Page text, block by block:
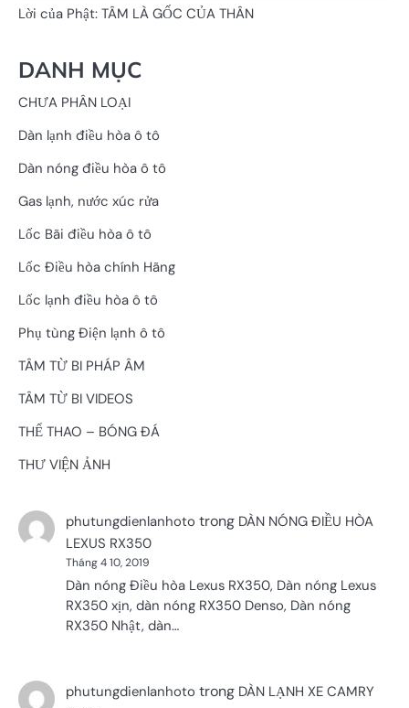
Lời của Phật: TÂM LÀ GỐC CỦA THÂN
DANH MỤC
CHƯA PHÂN LOẠI
Dàn lạnh điều hòa ô tô
Dàn nóng điều hòa ô tô
Gas lạnh, nước xúc rửa
Lốc Bãi điều hòa ô tô
Lốc Điều hòa chính Hãng
Lốc lạnh điều hòa ô tô
Phụ tùng Điện lạnh ô tô
TÂM TỪ BI PHÁP ÂM
TÂM TỪ BI VIDEOS
THỂ THAO – BÓNG ĐÁ
THƯ VIỆN ẢNH
phutungdienlanhoto trong DÀN NÓNG ĐIỀU HÒA
LEXUS RX350
Tháng 4 10, 2019
Dàn nóng Điều hòa Lexus RX350, Dàn nóng Lexus
RX350 xịn, dàn nóng RX350 Denso, Dàn nóng
RX350 Nhật, dàn…
phutungdienlanhoto trong DÀN LẠNH XE CAMRY